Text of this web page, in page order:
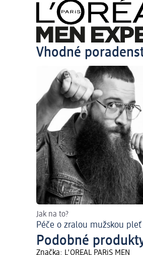
Vhodné
Jak na to?
Péče o zralou mužskou pleť
Podobné
Značka: L'ORÉAL PARiS MEN